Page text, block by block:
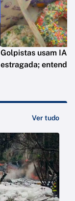
Golpistas usam IA
estragada; entenda
Ver tudo